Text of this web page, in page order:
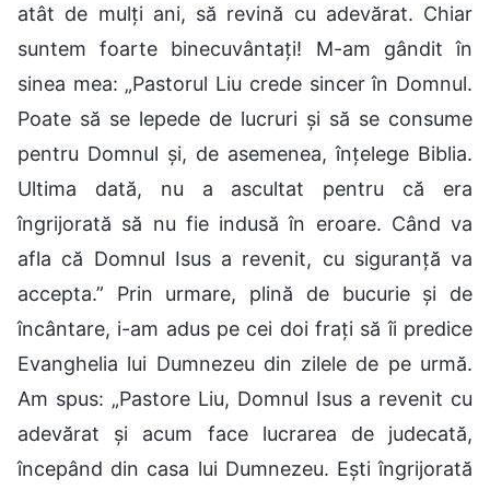
atât de mulți ani, să revină cu adevărat. Chiar
suntem foarte binecuvântați! M-am gândit în
sinea mea: „Pastorul Liu crede sincer în Domnul.
Poate să se lepede de lucruri și să se consume
pentru Domnul și, de asemenea, înțelege Biblia.
Ultima dată, nu a ascultat pentru că era
îngrijorată să nu fie indusă în eroare. Când va
afla că Domnul Isus a revenit, cu siguranță va
accepta.” Prin urmare, plină de bucurie și de
încântare, i-am adus pe cei doi frați să îi predice
Evanghelia lui Dumnezeu din zilele de pe urmă.
Am spus: „Pastore Liu, Domnul Isus a revenit cu
adevărat și acum face lucrarea de judecată,
începând din casa lui Dumnezeu. Ești îngrijorată